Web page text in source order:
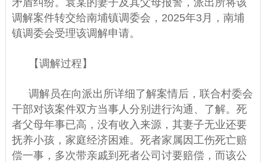
调解案件转交给南埔镇调委会，2025年3月，南埔
镇调委会受理该调解申请。
【调解过程】
调解员在向派出所详细了解案情后，联合村委会
干部对该案件双方当事人分别进行沟通、了解。死
者父母年事已高，没有收入来源，其妻子无业还要
抚养小孩，家庭经济困难。死者家属因工伤死亡赔
偿一事，多次带亲戚到死者公司讨要赔偿，而该公